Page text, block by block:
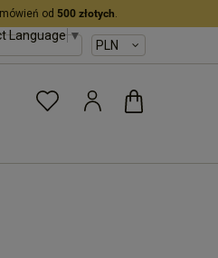
od 500 złotych.
Language▼